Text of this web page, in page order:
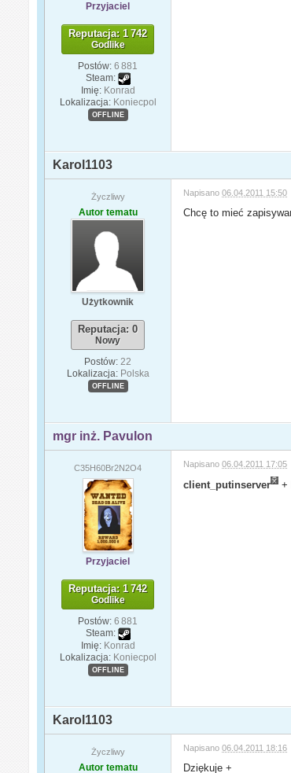
Przyjaciel
Reputacja: 1 742
Godlike
Postów: 6 881
Steam:
Imię: Konrad
Lokalizacja: Koniecpol
OFFLINE
Karol1103
Życzliwy
Autor tematu
Użytkownik
Reputacja: 0
Nowy
Postów: 22
Lokalizacja: Polska
OFFLINE
Napisano06.04.2011 15:50
Chcę to mieć
mgr inż. Pavulon
C35H60Br2N2O4
Przyjaciel
Reputacja: 1 742
Godlike
Postów: 6 881
Steam:
Imię: Konrad
Lokalizacja: Koniecpol
OFFLINE
Napisano06.04.2011 17:05
client_putinserver +
Karol1103
Życzliwy
Autor tematu
Napisano06.04.2011 18:16
Dziękuje +